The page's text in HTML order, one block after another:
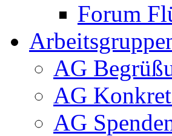
Forum
AG
AG
AG